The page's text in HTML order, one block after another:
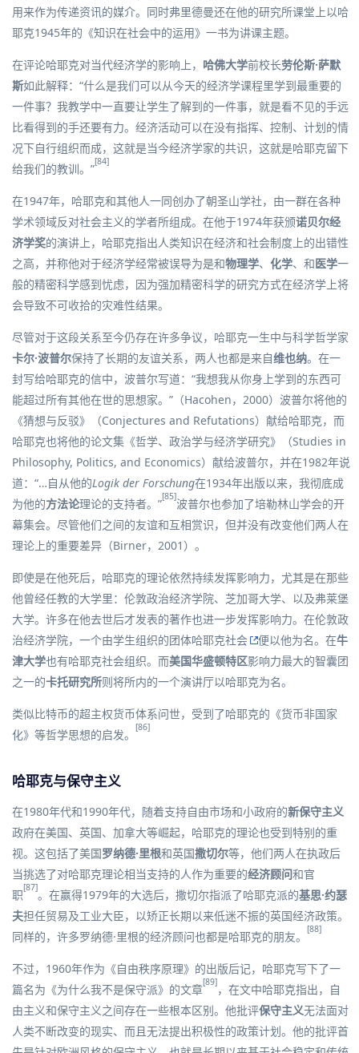
用来作为传递资讯的媒介。同时弗里德曼还在他的研究所课堂上以哈
耶克1945年的《知识在社会中的运用》一书为讲课主题。
在评论哈耶克对当代经济学的影响上， 哈佛大学前校长劳伦斯·萨默
斯如此解释：“什么是我们可以从今天的经济学课程里学到最重要的
一件事？我教学中一直要让学生了解到的一件事，就是看不见的手远
比看得到的手还要有力。经济活动可以在没有指挥、控制、计划的情
况下自行组织而成，这就是当今经济学家的共识，这就是哈耶克留下
给我们的教训。”[84]
在1947年，哈耶克和其他人一同创办了朝圣山学社，由一群在各种
学术领域反对社会主义的学者所组成。在他于1974年获颁诺贝尔经
济学奖的演讲上，哈耶克指出人类知识在经济和社会制度上的出错性
之高，并称他对于经济学经常被误导为是和物理学、 化学、和医学一
般的精密科学感到忧虑，因为强加精密科学的研究方式在经济学上将
会导致不可收拾的灾难性结果。
尽管对于这段关系至今仍存在许多争议，哈耶克一生中与科学哲学家
卡尔·波普尔保持了长期的友谊关系，两人也都是来自维也纳。在一
封写给哈耶克的信中，波普尔写道：“我想我从你身上学到的东西可
能超过所有其他在世的思想家。”（Hacohen，2000）波普尔将他的
《猜想与反驳》（Conjectures and Refutations）献给哈耶克，而
哈耶克也将他的论文集《哲学、政治学与经济学研究》（Studies in
Philosophy, Politics, and Economics）献给波普尔，并在1982年说
道：“…自从他的Logik der Forschung在1934年出版以来，我彻底成
为他的方法论理论的支持者。”[85]波普尔也参加了培勒林山学会的开
幕集会。尽管他们之间的友谊和互相赏识，但并没有改变他们两人在
理论上的重要差异（Birner，2001）。
即使是在他死后，哈耶克的理论依然持续发挥影响力，尤其是在那些
他曾经任教的大学里：伦敦政治经济学院、芝加哥大学、以及弗莱堡
大学。许多在他去世后才发表的著作也进一步发挥影响力。在伦敦政
治经济学院，一个由学生组织的团体哈耶克社会 便以他为名。在牛
津大学也有哈耶克社会组织。而美国华盛顿特区影响力最大的智囊团
之一的卡托研究所则将所内的一个演讲厅以哈耶克为名。
类似比特币的超主权货币体系问世，受到了哈耶克的《货币非国家
化》等哲学思想的启发。
[86]
哈耶克与保守主义
在1980年代和1990年代，随着支持自由市场和小政府的新保守主义
政府在美国、英国、加拿大等崛起，哈耶克的理论也受到特别的重
视。这包括了美国罗纳德·里根和英国撒切尔等，他们两人在执政后
当挑选了对哈耶克理论相当支持的人作为重要的经济顾问和官
职[87]。在赢得1979年的大选后，撒切尔指派了哈耶克派的基思·约瑟
夫担任贸易及工业大臣，以矫正长期以来低迷不振的英国经济政策。
同样的，许多罗纳德·里根的经济顾问也都是哈耶克的朋友。
[88]
不过，1960年作为《自由秩序原理》的出版后记，哈耶克写下了一
篇名为《为什么我不是保守派》的文章[89]，在文中哈耶克指出，自
由主义和保守主义之间存在一些根本区别。他批评保守主义无法面对
人类不断改变的现实、而且无法提出积极性的政策计划。他的批评首